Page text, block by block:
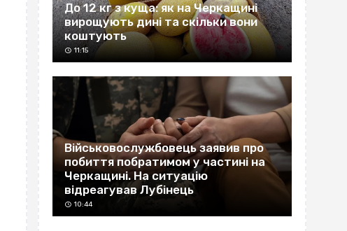
До 12 кг з куща: як на Черкащині
вирощують дині та скільки вони
коштують
11:15
Військовослужбовець заявив про
побиття побратимом у частині на
Черкащині. На ситуацію
відреагував Лубінець
10:44